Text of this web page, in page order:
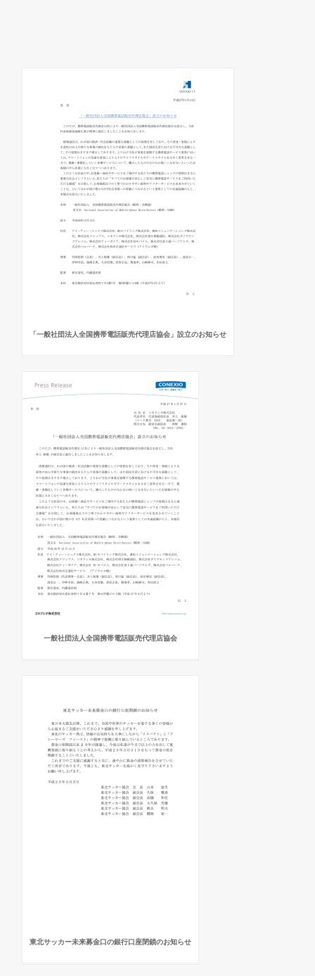
「一般社団法人全国携帯電話販売代理店協会」設立のお知らせ
一般社団法人全国携帯電話販売代理店協会
東北サッカー未来募金口の銀行口座閉鎖のお知らせ